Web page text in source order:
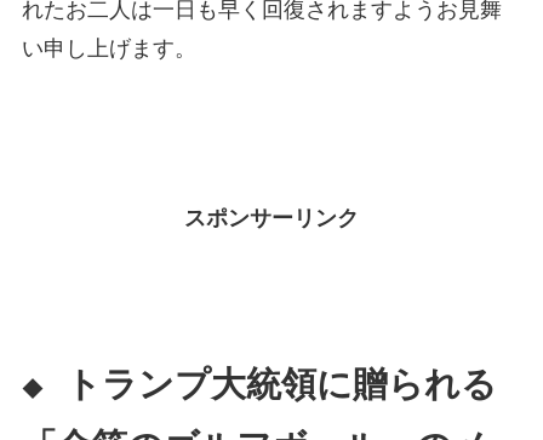
れたお二人は一日も早く回復されますようお見舞
い申し上げます。
スポンサーリンク
◆
トランプ大統領に贈られる